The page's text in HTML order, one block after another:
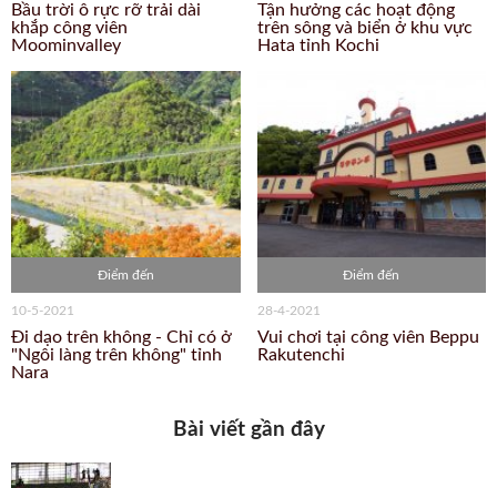
Bầu trời ô rực rỡ trải dài
khắp công viên
Moominvalley
Tận hưởng các hoạt động
trên sông và biển ở khu vực
Hata tỉnh Kochi
Điểm đến
10-5-2021
Đi dạo trên không - Chỉ có ở
"Ngôi làng trên không" tỉnh
Nara
Điểm đến
28-4-2021
Vui chơi tại công viên Beppu
Rakutenchi
Bài viết gần đây